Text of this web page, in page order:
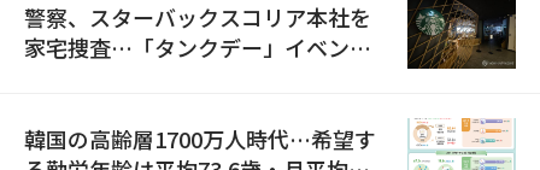
警察、スターバックスコリア本社を
家宅捜査…「タンクデー」イベント
韓国の高齢層1700万人時代…希望す